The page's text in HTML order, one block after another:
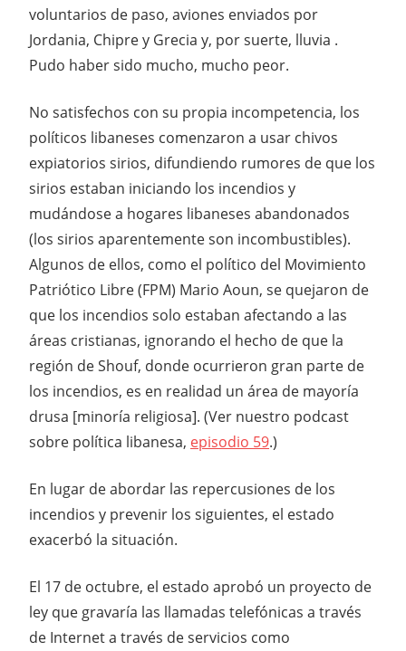
voluntarios de paso, aviones enviados por
Jordania, Chipre y Grecia y, por suerte, lluvia .
Pudo haber sido mucho, mucho peor.
No satisfechos con su propia incompetencia, los
políticos libaneses comenzaron a usar chivos
expiatorios sirios, difundiendo rumores de que los
sirios estaban iniciando los incendios y
mudándose a hogares libaneses abandonados
(los sirios aparentemente son incombustibles).
Algunos de ellos, como el político del Movimiento
Patriótico Libre (FPM) Mario Aoun, se quejaron de
que los incendios solo estaban afectando a las
áreas cristianas, ignorando el hecho de que la
región de Shouf, donde ocurrieron gran parte de
los incendios, es en realidad un área de mayoría
drusa [minoría religiosa]. (Ver nuestro podcast
sobre política libanesa, episodio 59.)
En lugar de abordar las repercusiones de los
incendios y prevenir los siguientes, el estado
exacerbó la situación.
El 17 de octubre, el estado aprobó un proyecto de
ley que gravaría las llamadas telefónicas a través
de Internet a través de servicios como